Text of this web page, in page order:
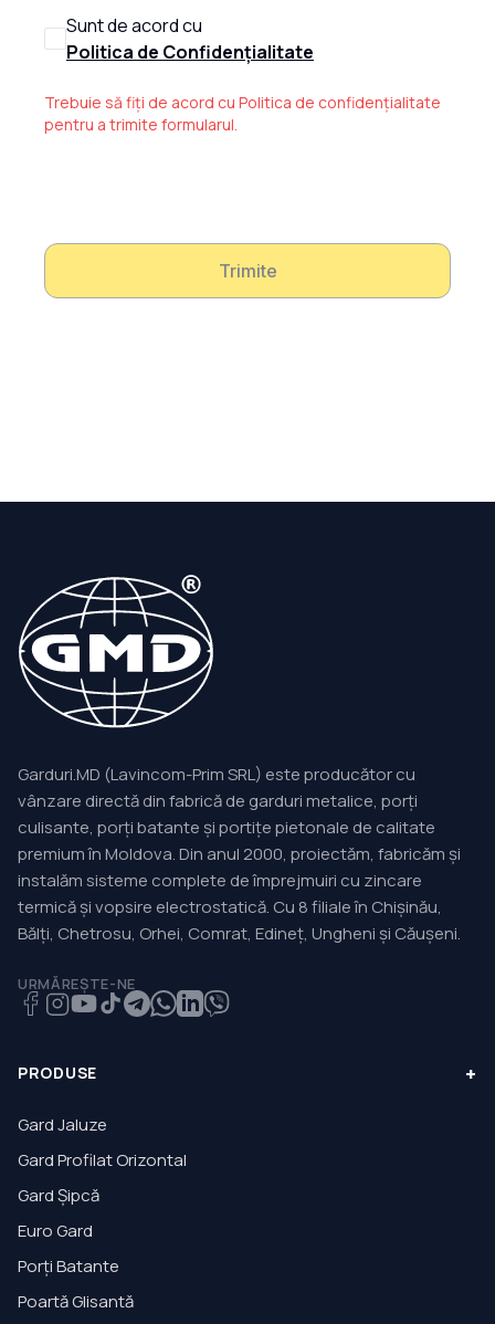
Sunt de acord cu
Politica de Confidențialitate
Trebuie să fiți de acord cu Politica de confidențialitate
pentru a trimite formularul.
Trimite
Garduri.MD (Lavincom-Prim SRL) este producător cu
vânzare directă din fabrică de garduri metalice, porți
culisante, porți batante și portițe pietonale de calitate
premium în Moldova. Din anul 2000, proiectăm, fabricăm și
instalăm sisteme complete de împrejmuiri cu zincare
termică și vopsire electrostatică. Cu 8 filiale în Chișinău,
Bălți, Chetrosu, Orhei, Comrat, Edineț, Ungheni și Căușeni.
URMĂREȘTE-NE
PRODUSE +
Gard Jaluze
Gard Profilat Orizontal
Gard Șipcă
Euro Gard
Porți Batante
Poartă Glisantă